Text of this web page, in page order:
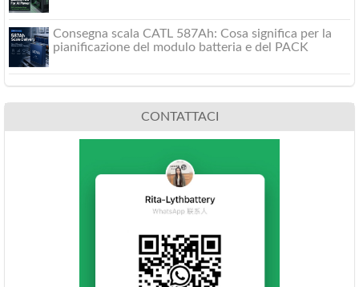
Consegna scala CATL 587Ah: Cosa significa per la
pianificazione del modulo batteria e del PACK
CONTATTACI